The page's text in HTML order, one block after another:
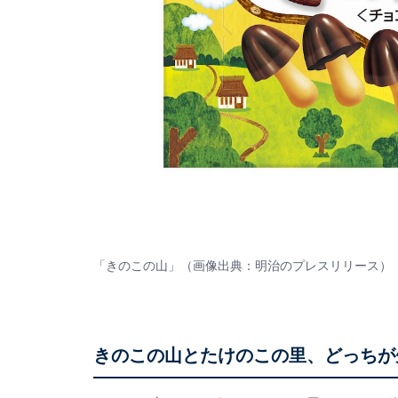
「きのこの山」（画像出典： 明治のプレスリリース ）
きのこの山とたけのこの里、どっち